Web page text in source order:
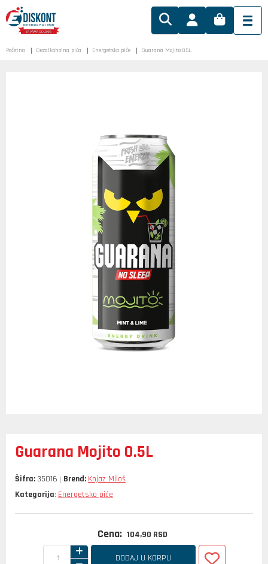
Početna Bezalkoholna pića Energetsko piće Guarana Mojito 0.5L
Guarana Mojito 0.5L
Šifra: 35016 Brend: Knjaz Miloš
Kategorija: Energetsko piće
Cena: 104,90 RSD
DODAJ U KORPU